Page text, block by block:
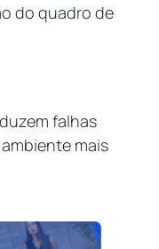
do quadro de
falhas
mais